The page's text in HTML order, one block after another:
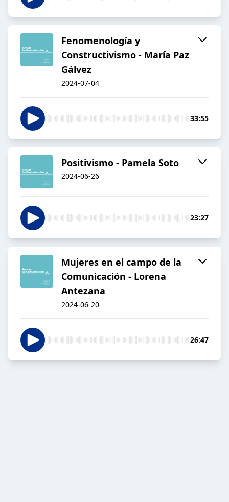
Fenomenología y
Constructivismo - María Paz
Gálvez
2024-07-04
33:55
Positivismo - Pamela Soto
2024-06-26
23:27
Mujeres en el campo de la
Comunicación - Lorena
Antezana
2024-06-20
26:47